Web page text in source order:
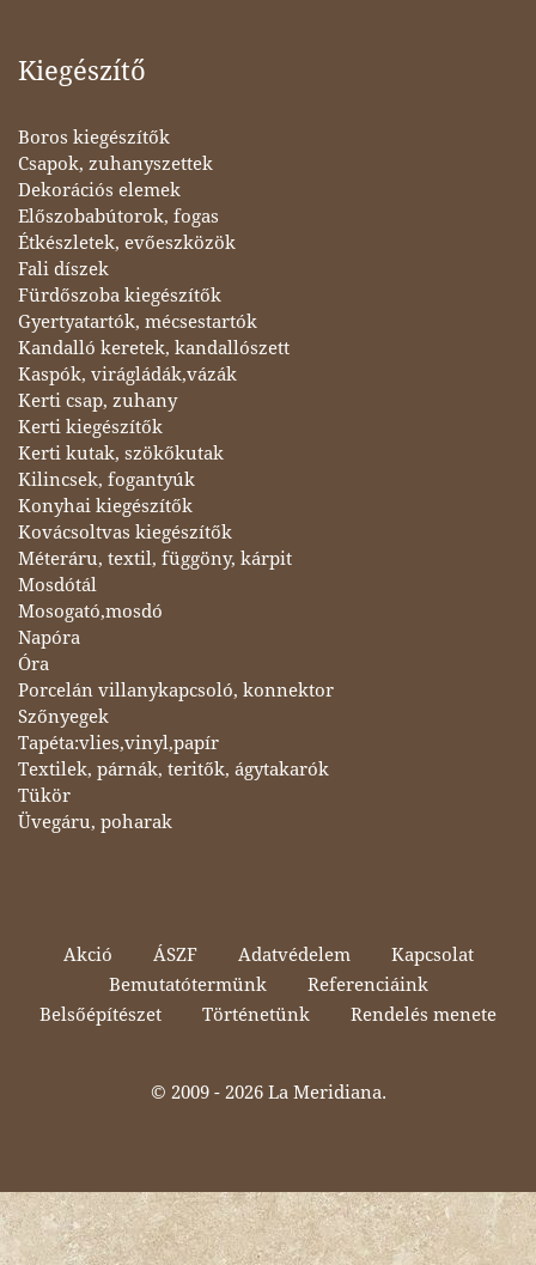
Kiegészítő
Boros kiegészítők
Csapok, zuhanyszettek
Dekorációs elemek
Előszobabútorok, fogas
Étkészletek, evőeszközök
Fali díszek
Fürdőszoba kiegészítők
Gyertyatartók, mécsestartók
Kandalló keretek, kandallószett
Kaspók, virágládák,vázák
Kerti csap, zuhany
Kerti kiegészítők
Kerti kutak, szökőkutak
Kilincsek, fogantyúk
Konyhai kiegészítők
Kovácsoltvas kiegészítők
Méteráru, textil, függöny, kárpit
Mosdótál
Mosogató,mosdó
Napóra
Óra
Porcelán villanykapcsoló, konnektor
Szőnyegek
Tapéta:vlies,vinyl,papír
Textilek, párnák, teritők, ágytakarók
Tükör
Üvegáru, poharak
Akció ÁSZF Adatvédelem
Kapcsolat
Bemutatótermünk
Referenciáink
Belsőépítészet
Történetünk Rendelés menete
© 2009 - 2026 La Meridiana.